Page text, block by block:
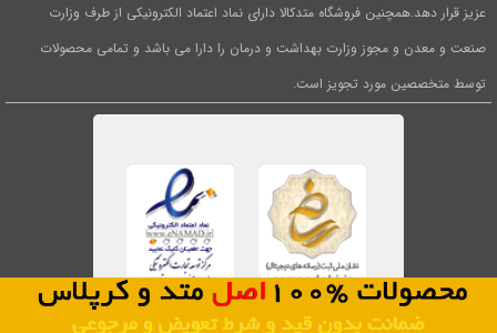
0
عزیز قرار دهد.همچنین فروشگاه متدکالا دارای نماد اعتماد الکترونیکی از طرف وزارت
صنعت و معدن و مجوز وزارت بهداشت و درمان را دارا می باشد و تمامی محصولات
توسط متخصصین مورد تجویز است.